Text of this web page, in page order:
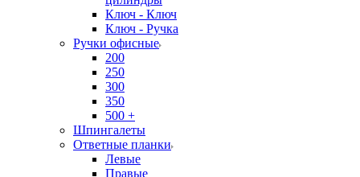
Ключ - Ключ
Ключ - Ручка
Ручки офисные
200
250
300
350
500 +
Шпингалеты
Ответные планки
Левые
Правые